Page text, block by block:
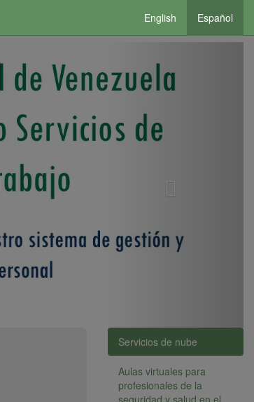
English Español
Servicios de nube
Aulas virtuales para
profesionales de la